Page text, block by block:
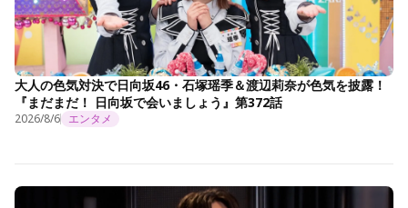
大人の色気対決で日向坂46・石塚瑶季＆渡辺莉奈が色気を披露！
『まだまだ！ 日向坂で会いましょう』第372話
2026/8/6 エンタメ